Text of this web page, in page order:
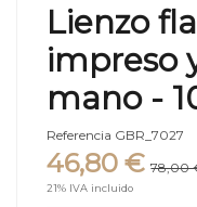
Lienzo
impreso
mano -
Referencia GBR_7027
46,80 € 78,00
21% IVA incluido